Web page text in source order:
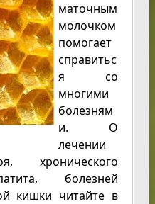
маточным
молочком
помогает
справитьс
я со
многими
болезням
и. О
лечении
хронического
болезней
кишки читайте в